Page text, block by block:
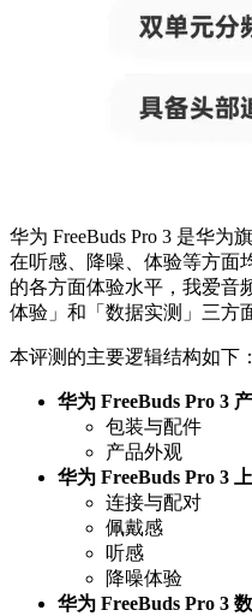
华为 FreeBuds Pro 3 是华为
在听感、降噪、体验等方面
的各方面体验水平，我爱音
体验」和「数据实测」三方
本评测的主要逻辑结构如下：
华为 FreeBuds Pro 3
包装与配件
产品外观
华为 FreeBuds Pro 3
连接与配对
佩戴感
听感
降噪体验
华为 FreeBuds Pro 3